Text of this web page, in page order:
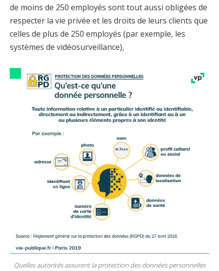
de moins de 250 employés sont tout aussi obligées de
respecter la vie privée et les droits de leurs clients que
celles de plus de 250 employés (par exemple, les
systèmes de vidéosurveillance),
Quelles autorités assurent la protection des données personnelles